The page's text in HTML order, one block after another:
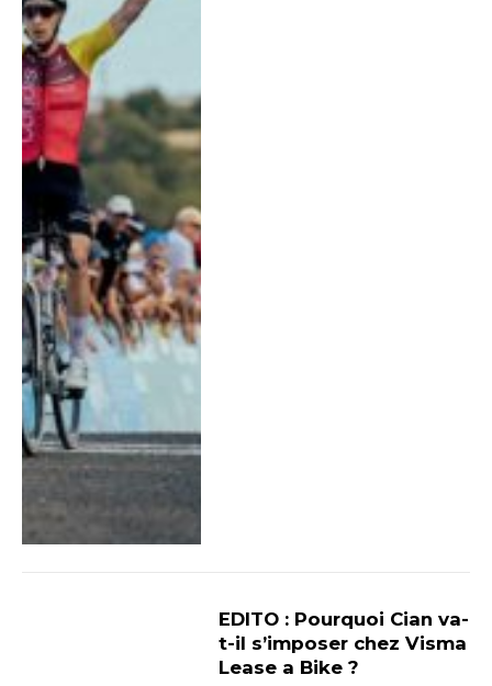
EDITO : Pourquoi Cian va-
t-il s’imposer chez Visma
Lease a Bike ?